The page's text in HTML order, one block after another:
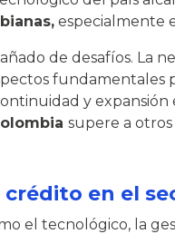
especialmente
de desafíos. La
fundamentales
y
supere a otros
en el
el tecnológico, la